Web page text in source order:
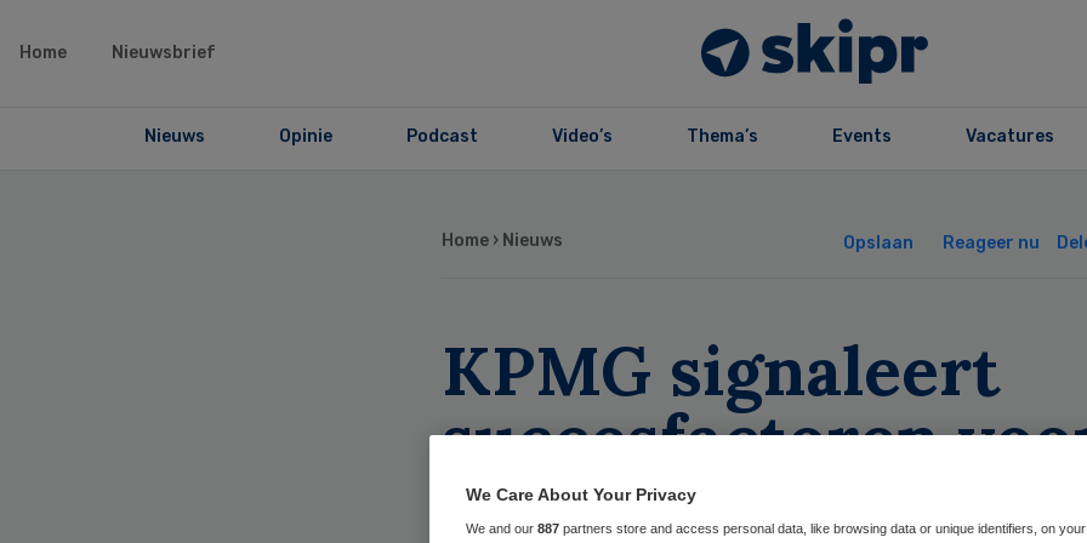
Home Nieuwsbrief
Nieuws Opinie Podcast Video’s Thema’s Events Vacatures
Home › Nieuws Opslaan Reageer nu
KPMG signaleert
succesfactoren
kostenbesparing
We Care About Your Privacy
We and our 887 partners store and access personal data, like browsing data or unique identifiers, on